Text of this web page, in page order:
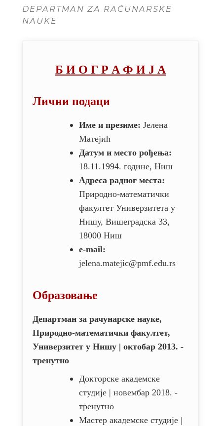
DEPARTMAN ZA RAČUNARSKE
NAUKE
Б И О Г Р А Ф И Ј А
Лични подаци
Име и презиме: Јелена
Матејић
Датум и место рођења:
18.11.1994. године, Ниш
Адреса радног места:
Природно-математички
факултет Универзитета у
Нишу, Вишеградска 33,
18000 Ниш
e-mail:
jelena.matejic@pmf.edu.rs
Образовање
Департман за рачунарске науке,
Природно-математички факултет,
Универзитет у Нишу | октобар 2013. -
тренутно
Докторске академске
студије | новембар 2018. -
тренутно
Мастер академске студије |